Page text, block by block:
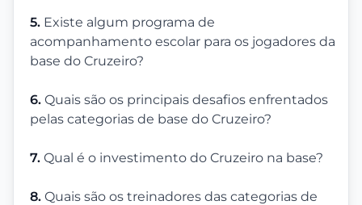
5. Existe algum programa de
acompanhamento escolar para os jogadores da
base do Cruzeiro?
6. Quais são os principais desafios enfrentados
pelas categorias de base do Cruzeiro?
7. Qual é o investimento do Cruzeiro na base?
8. Quais são os treinadores das categorias de